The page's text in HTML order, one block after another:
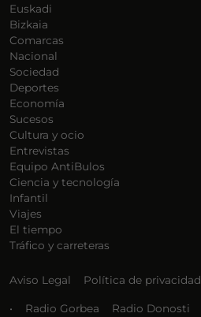
Euskadi
Bizkaia
Comarcas
Nacional
Sociedad
Deportes
Economía
Sucesos
Cultura y ocio
Entrevistas
Equipo AntiBulos
Ciencia y tecnología
Infantil
Viajes
El tiempo
Tráfico y carreteras
Aviso Legal Política de privacidad
• Radio Gorbea Radio Donosti